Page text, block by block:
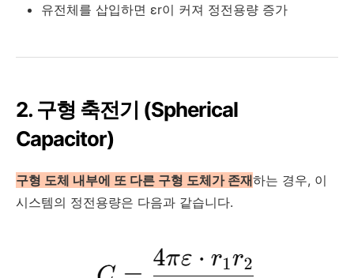
유전체를 삽입하면 εr이 커져 정전용량 증가
2. 구형 축전기 (Spherical
Capacitor)
구형 도체 내부에 또 다른 구형 도체가 존재하는 경우, 이
시스템의 정전용량은 다음과 같습니다.